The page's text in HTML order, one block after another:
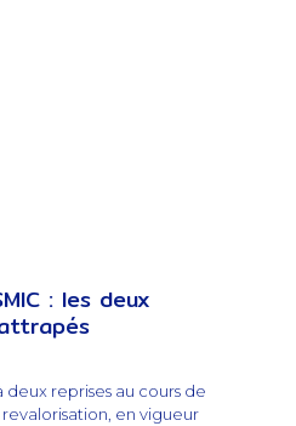
: les deux
deux reprises au cours de
revalorisation, en vigueur